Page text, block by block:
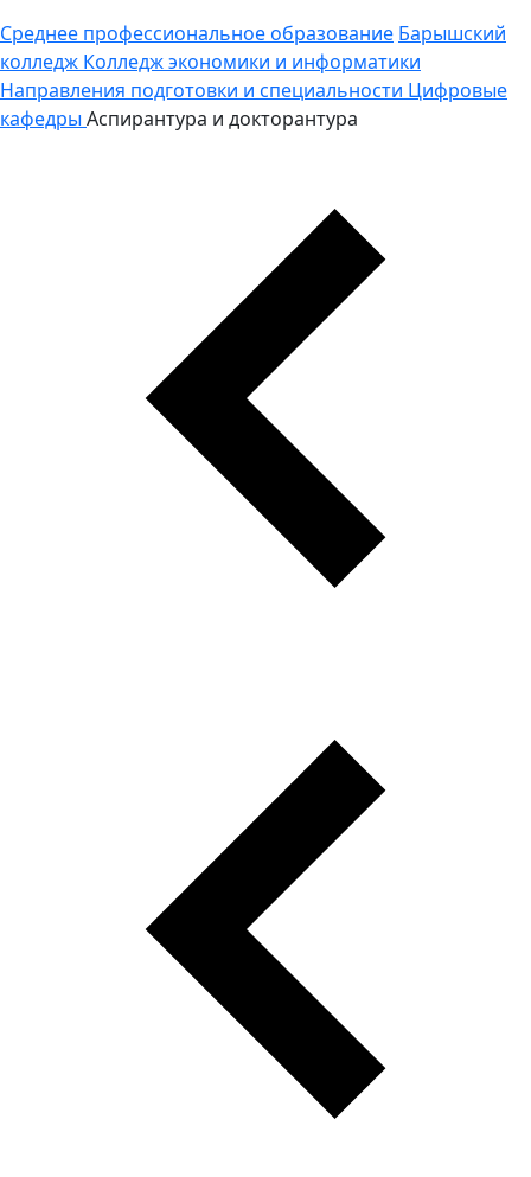
Среднее профессиональное образование Барышский
колледж Колледж экономики и информатики
Направления подготовки и специальности Цифровые
кафедры Аспирантура и докторантура